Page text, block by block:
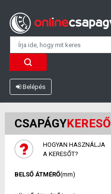
Belépés
CSAPÁGYKERESŐ
HOGYAN HASZNÁLJA
A KERESŐT?
BELSŐ ÁTMÉRŐ(mm)